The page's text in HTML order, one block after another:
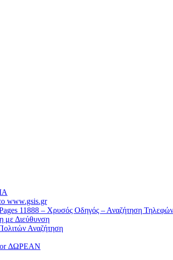
www.gsis.gr
11888 – Χρυσός Οδηγός – Αναζήτηση
με Διεύθυνση
Αναζήτηση
ΔΩΡΕΑΝ